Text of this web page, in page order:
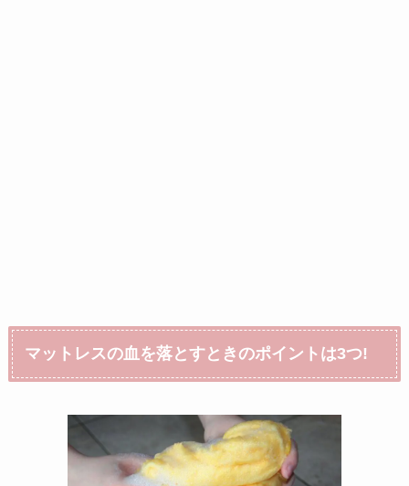
マットレスの血を落とすときのポイントは3つ!